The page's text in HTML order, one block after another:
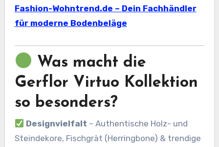
Fashion-Wohntrend.de – Dein Fachhändler
für moderne Bodenbeläge
Was macht die
Gerflor Virtuo Kollektion
so besonders?
Designvielfalt – Authentische Holz- und
Steindekore, Fischgrät (Herringbone) & trendige